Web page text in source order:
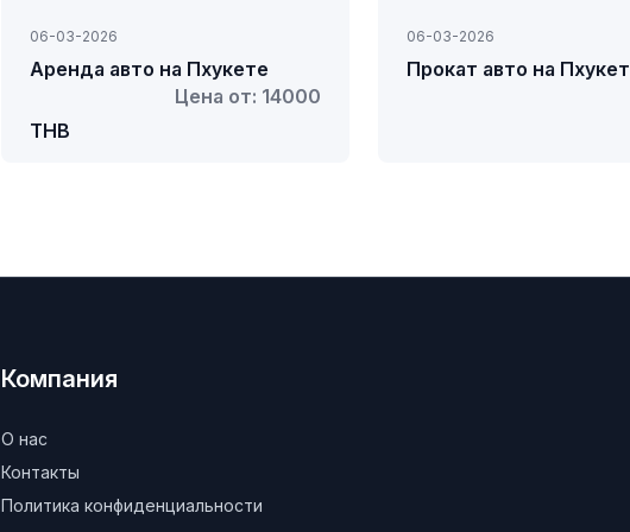
06-03-2026
Аренда авто на Пхукете
Цена от: 14000
THB
06-03-2026
Прокат авто на
Компания
О нас
Контакты
Политика конфиденциальности